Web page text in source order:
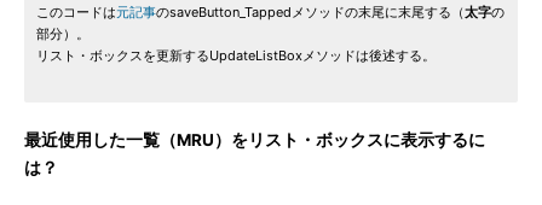
このコードは元記事のsaveButton_Tappedメソッドの末尾に末尾する（太字の
部分）。
リスト・ボックスを更新するUpdateListBoxメソッドは後述する。
最近使用した一覧（MRU）をリスト・ボックスに表示するに
は？